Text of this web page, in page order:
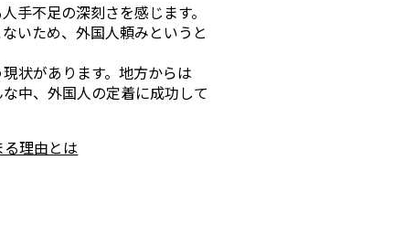
手不足の深刻さを感じます。
いため、外国人頼みというと
状があります。地方からは
中、外国人の定着に成功して
理由とは